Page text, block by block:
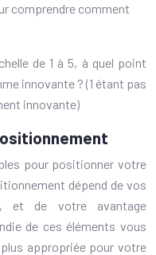
comprendre comment
de 1 à 5, à quel point
innovante ? (1 étant pas
innovante)
pour positionner votre
dépend de vos
et de votre avantage
de ces éléments vous
appropriée pour votre